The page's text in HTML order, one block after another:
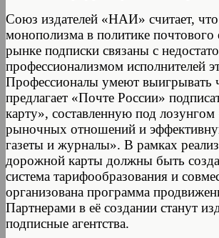
Союз издателей «НАИ» считает,
монополизма в политике почтового
рынке подписки связаны с
профессионализмом исполнителей
Профессионалы умеют
предлагает «Почте России»
карту», составленную под лозунгом
рыночных отношений и
газеты и журналы». В рамках
дорожной карты должны быть
система тарифообразования и
организована программа
Партнерами в её создании станут
подписные агентства.